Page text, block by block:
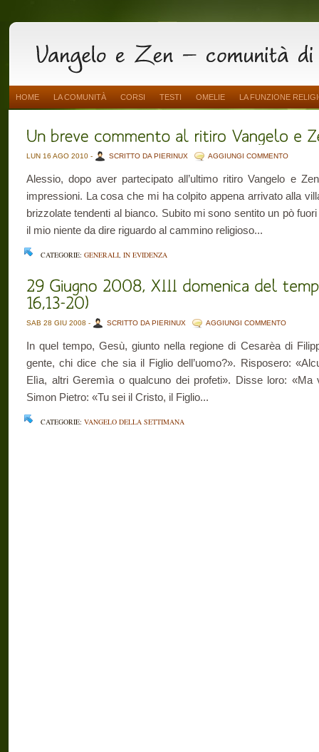
HOME LA COMUNITÀ CORSI TESTI OMELIE LA FUNZIONE
LUN 16 AGO 2010 - SCRITTO DA PIERINUX AGGIUNGI COMMENTO
Alessio, dopo aver partecipato all’ultimo ritiro Vangelo e
impressioni. La cosa che mi ha colpito appena arrivato alla
brizzolate tendenti al bianco. Subito mi sono sentito un pò
il mio niente da dire riguardo al cammino religioso...
CATEGORIE: GENERALI, IN EVIDENZA
SAB 28 GIU 2008 - SCRITTO DA PIERINUX AGGIUNGI COMMENTO
In quel tempo, Gesù, giunto nella regione di Cesarèa di
gente, chi dice che sia il Figlio dell’uomo?». Risposero:
Elìa, altri Geremìa o qualcuno dei profeti». Disse loro:
Simon Pietro: «Tu sei il Cristo, il Figlio...
CATEGORIE: VANGELO DELLA SETTIMANA